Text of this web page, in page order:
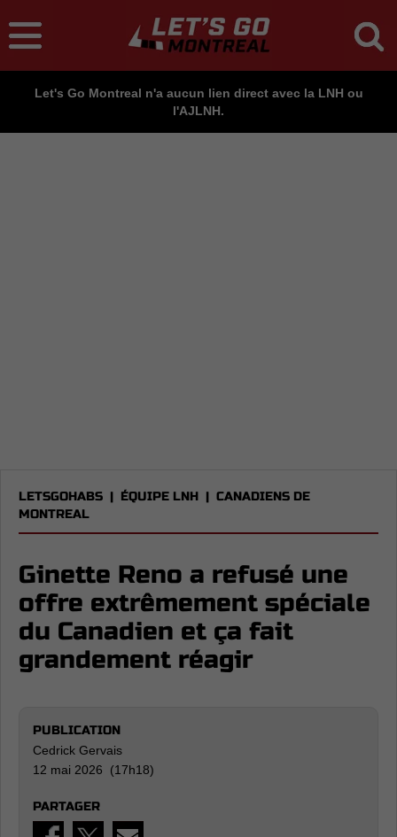
Let's Go Montreal n'a aucun lien direct avec la LNH ou
l'AJLNH.
LETSGOHABS | ÉQUIPE LNH | CANADIENS DE
MONTREAL
Ginette Reno a refusé une
offre extrêmement spéciale
du Canadien et ça fait
grandement réagir
PUBLICATION
Cedrick Gervais
12 mai 2026 (17h18)
PARTAGER